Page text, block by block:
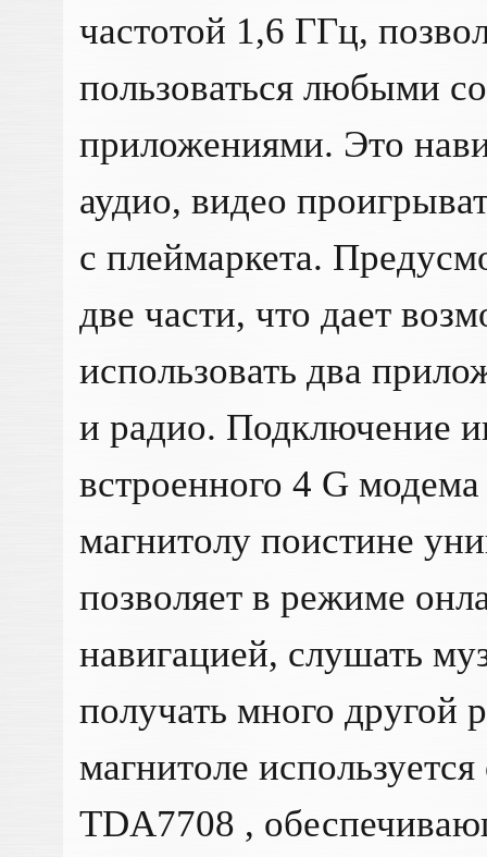
частотой 1,6 ГГц,
пользоваться любыми
приложениями. Это
аудио, видео
с плеймаркета.
две части, что дает
использовать два
и радио. Подключение
встроенного 4 G
магнитолу поистине
позволяет в режиме
навигацией, слушать
получать много
магнитоле
TDA7708 ,